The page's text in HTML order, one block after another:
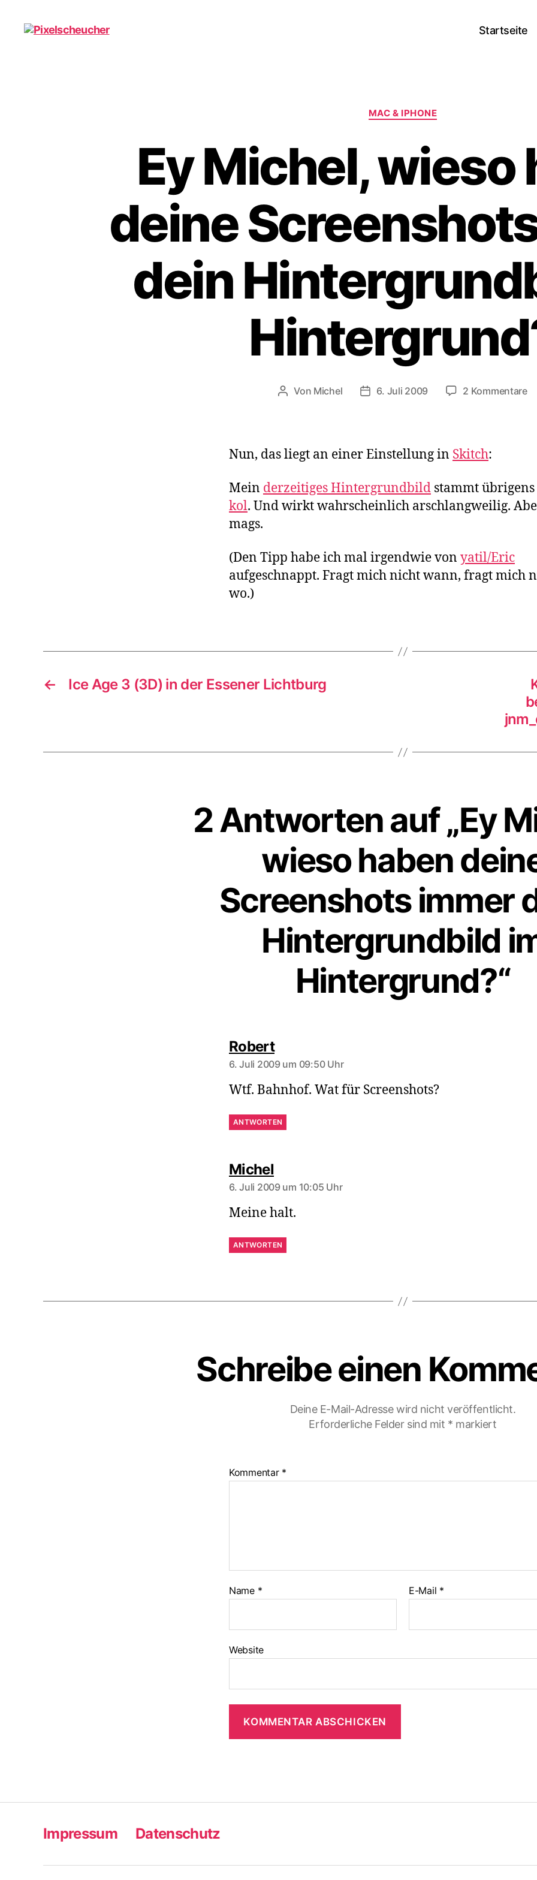
Startseite
Kategorien
MAC & IPHONE
Ey Michel, wieso
deine
dein
Beitragsautor
Von Michel Veröffentlichungsdatum
6. Juli 2009 2 Kommentarezu
Nun, das liegt an einer Einstellung in Skitch:
Mein derzeitiges Hintergrundbild stammt
kol. Und wirkt wahrscheinlich arschlangweilig.
mags.
(Den Tipp habe ich mal irgendwie von yatil/Eric
aufgeschnappt. Fragt mich nicht wann, fragt mich
wo.)
← Ice Age 3 (3D) in der Essener Lichtburg
2 Antworten auf „Ey
wieso haben
Screenshots immer
Hintergrundbild
Hintergrund?“
Robertsagt:
6. Juli 2009 um 09:50 Uhr
Wtf. Bahnhof. Wat für Screenshots?
ANTWORTEN
Michel
6. Juli 2009 um 10:05 Uhr
Meine halt.
ANTWORTEN
Schreibe einen
Deine E-Mail-Adresse wird nicht veröffentlicht.
Erforderliche Felder sind mit * markiert
Kommentar *
Name * E-Mail *
Website
Impressum Datenschutz